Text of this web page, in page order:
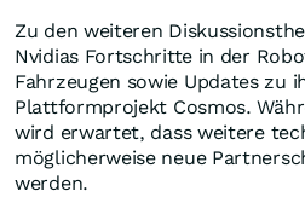
Zu den weiteren
Nvidias Fortschritte in der
Fahrzeugen sowie Updates zu
Plattformprojekt Cosmos.
wird erwartet, dass weitere
möglicherweise neue
werden.